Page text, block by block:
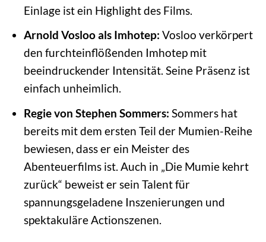
Einlage ist ein Highlight des Films.
Arnold Vosloo als Imhotep: Vosloo verkörpert
den furchteinflößenden Imhotep mit
beeindruckender Intensität. Seine Präsenz ist
einfach unheimlich.
Regie von Stephen Sommers: Sommers hat
bereits mit dem ersten Teil der Mumien-Reihe
bewiesen, dass er ein Meister des
Abenteuerfilms ist. Auch in „Die Mumie kehrt
zurück“ beweist er sein Talent für
spannungsgeladene Inszenierungen und
spektakuläre Actionszenen.